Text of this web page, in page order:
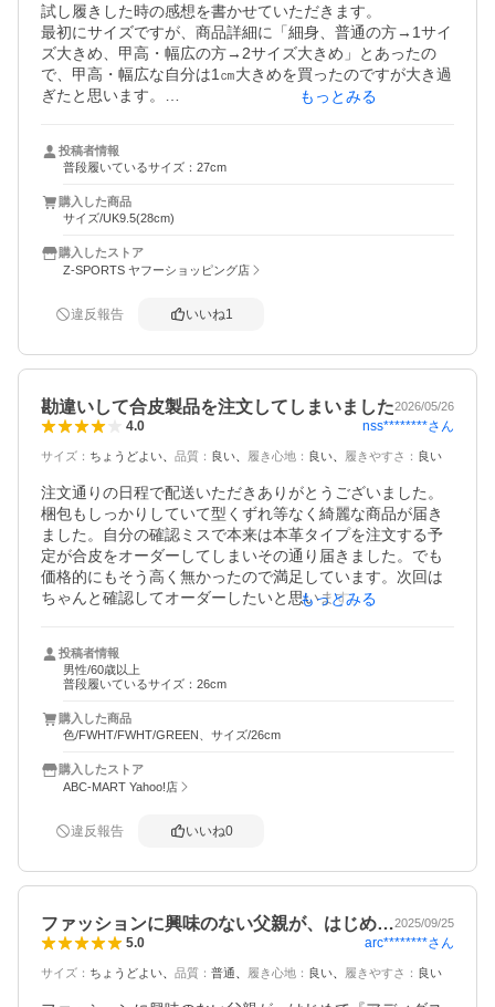
試し履きした時の感想を書かせていただきます。
最初にサイズですが、商品詳細に「細身、普通の方→1サイ
ズ大きめ、甲高・幅広の方→2サイズ大きめ」とあったの
で、甲高・幅広な自分は1㎝大きめを買ったのですが大き過
ぎたと思います。
たが、中敷きの裏面には接着剤が塗ってあったので、ただ
剥がれていたのではと思っています（そうでない場合は申
し訳ないです）。位置を合わせて中敷きを差し込み強めに
押さえたら剥がれなくなりましたが。
ただ商品そのものは非常にキレイで、思っていたよりも軽
い印象です。これを履いて出掛けるのが楽しみです。（少
もっとみる
投稿者情報
普段履いているサイズ：27cm
購入した商品
サイズ/UK9.5(28cm)
購入したストア
Z-SPORTS ヤフーショッピング店
違反報告 いいね1
勘違いして合皮製品を注文してしまいました2026/05/26
4.0 nss********さん
サイズ ： ちょうどよい 品質 ： 良い 履き心地 ： 良い 履きやすさ ： 良い
注文通りの日程で配送いただきありがとうございました。
梱包もしっかりしていて型くずれ等なく綺麗な商品が届き
ました。自分の確認ミスで本来は本革タイプを注文する予
定が合皮をオーダーしてしまいその通り届きました。でも
価格的にもそう高く無かったので満足しています。次回は
ちゃんと確認してオーダーしたいと思います。また、改め
もっとみる
投稿者情報
男性/60歳以上
普段履いているサイズ：26cm
購入した商品
色/FWHT/FWHT/GREEN、サイズ/26cm
購入したストア
ABC-MART Yahoo!店
違反報告 いいね0
ファッションに興味のない父親が、はじめ…2025/09/25
5.0 arc********さん
サイズ ： ちょうどよい 品質 ： 普通 履き心地 ： 良い 履きやすさ ： 良い